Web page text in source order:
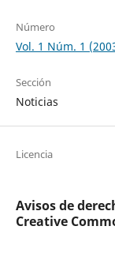
Número
Vol. 1 Núm. 1
Sección
Noticias
Licencia
Avisos de
Creative